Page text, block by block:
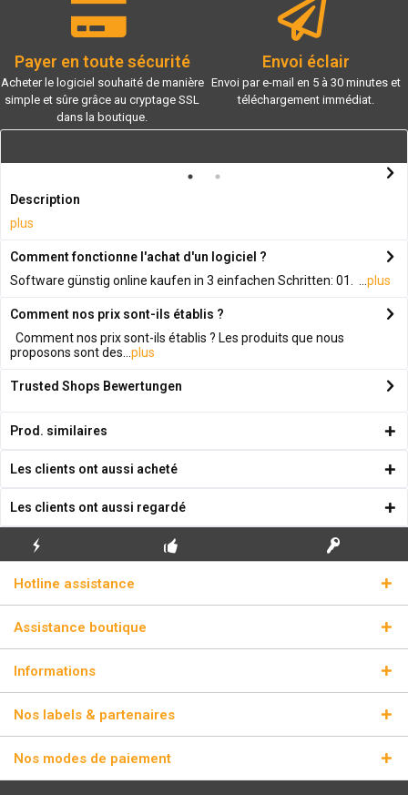
Payer en toute sécurité
Acheter le logiciel souhaité de manière
simple et sûre grâce au cryptage SSL
dans la boutique.
Envoi éclair
Envoi par e-mail en 5 à 30 minutes et
téléchargement immédiat.
Description
plus
Comment fonctionne l'achat d'un logiciel ?
Software günstig online kaufen in 3 einfachen Schritten: 01. ... plus
Comment nos prix sont-ils établis ?
Comment nos prix sont-ils établis ? Les produits que nous
proposons sont des... plus
Trusted Shops Bewertungen
Prod. similaires
Les clients ont aussi acheté
Les clients ont aussi regardé
ÉCLAIR
Hotline assistance
Assistance boutique
Informations
Nos labels & partenaires
Nos modes de paiement